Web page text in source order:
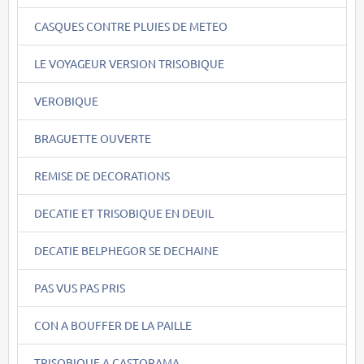
CASQUES CONTRE PLUIES DE METEO
LE VOYAGEUR VERSION TRISOBIQUE
VEROBIQUE
BRAGUETTE OUVERTE
REMISE DE DECORATIONS
DECATIE ET TRISOBIQUE EN DEUIL
DECATIE BELPHEGOR SE DECHAINE
PAS VUS PAS PRIS
CON A BOUFFER DE LA PAILLE